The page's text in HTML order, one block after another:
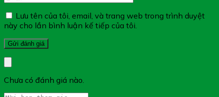
Hướng Dẫn Sử Dụng NMN12000 Plus
Người trưởng thành: Mỗi ngày uống 2 viên
Lưu ý:
năng thay thế thuốc chữa bệnh
Lưu tên của tôi, email, và trang web trong trình duyệt
này cho lần bình luận kế tiếp của tôi.
Chưa có đánh giá nào.